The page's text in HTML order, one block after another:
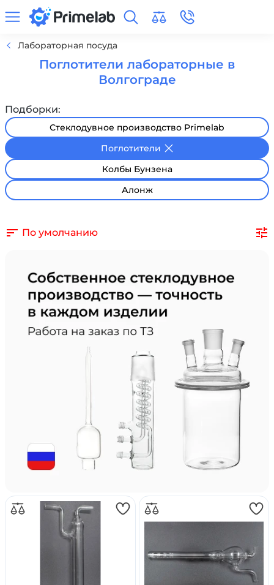
Лабораторная посуда
Поглотители лабораторные в
Волгограде
Подборки:
Стеклодувное производство Primelab
Поглотители
Колбы Бунзена
Алонж
По умолчанию